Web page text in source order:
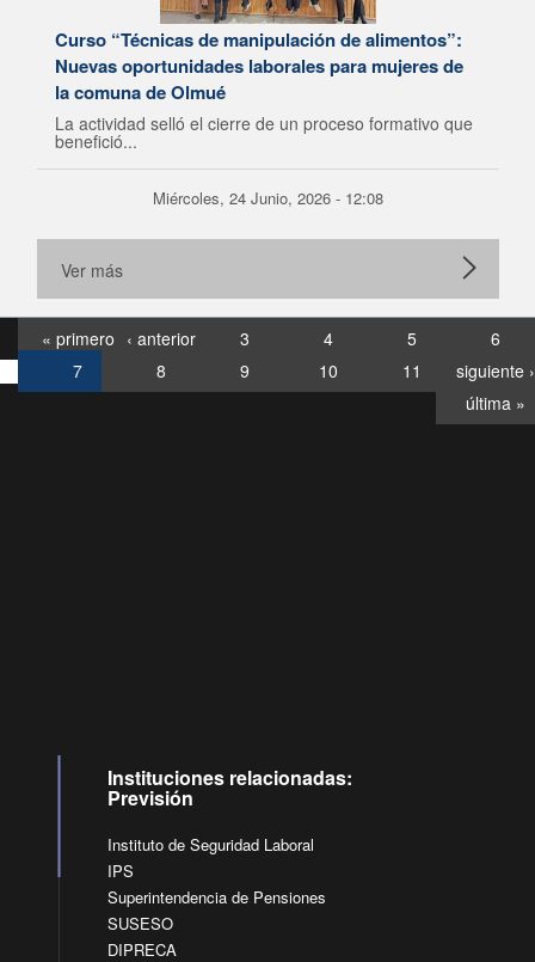
Curso “Técnicas de manipulación de alimentos”:
Nuevas oportunidades laborales para mujeres de
la comuna de Olmué
La actividad selló el cierre de un proceso formativo que
benefició...
Miércoles, 24 Junio, 2026 - 12:08
Ver más
« primero ‹ anterior 3 4 5
6
7
8 9 10 11
siguiente ›
última »
Instituciones relacionadas:
Previsión
Instituto de Seguridad Laboral
IPS
Superintendencia de Pensiones
SUSESO
DIPRECA